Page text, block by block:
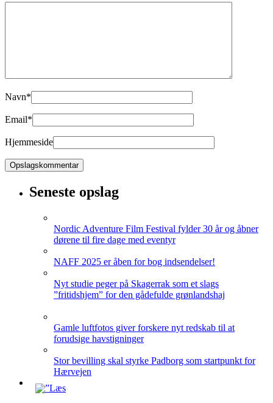
Navn*
Email*
Hjemmeside
Seneste opslag
Nordic Adventure Film Festival fylder 30 år og åbner
dørene til fire dage med eventyr
NAFF 2025 er åben for bog indsendelser!
Nyt studie peger på Skagerrak som et slags
”fritidshjem” for den gådefulde grønlandshaj
Gamle luftfotos giver forskere nyt redskab til at
forudsige havstigninger
Stor bevilling skal styrke Padborg som startpunkt for
Hærvejen